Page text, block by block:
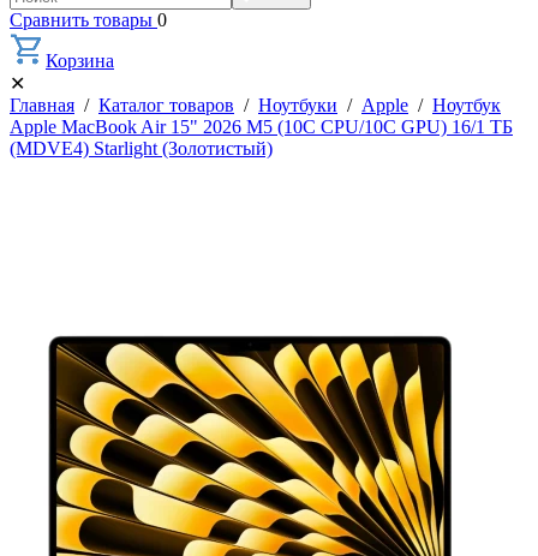
Сравнить товары 0
Корзина
✕
Главная / Каталог товаров / Ноутбуки / Apple / Ноутбук
Apple MacBook Air 15" 2026 M5 (10C CPU/10C GPU) 16/1 ТБ
(MDVE4) Starlight (Золотистый)